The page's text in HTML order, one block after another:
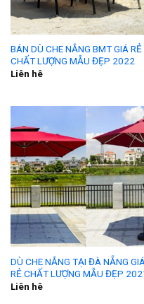
BÁN DÙ CHE NẮNG BMT GIÁ RẺ
CHẤT LƯỢNG MẪU ĐẸP 2022
Liên hê
DÙ CHE NẮNG TẠI ĐÀ NẴNG GIÁ
RẺ CHẤT LƯỢNG MẪU ĐẸP
Liên hê